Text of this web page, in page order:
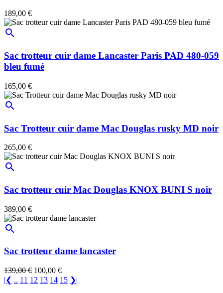
189,00 €
search
Sac trotteur cuir dame Lancaster Paris PAD 480-059
bleu fumé
165,00 €
search
Sac Trotteur cuir dame Mac Douglas rusky MD noir
265,00 €
search
Sac trotteur cuir Mac Douglas KNOX BUNI S noir
389,00 €
search
Sac trotteur dame lancaster
139,00 € 100,00 €
|❮ .. 11 12 13 14 15 ❯|